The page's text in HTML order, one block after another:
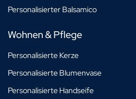
Personalisierter Balsamico
Wohnen & Pflege
Personalisierte Kerze
Personalisierte Blumenvase
Personalisierte Handseife